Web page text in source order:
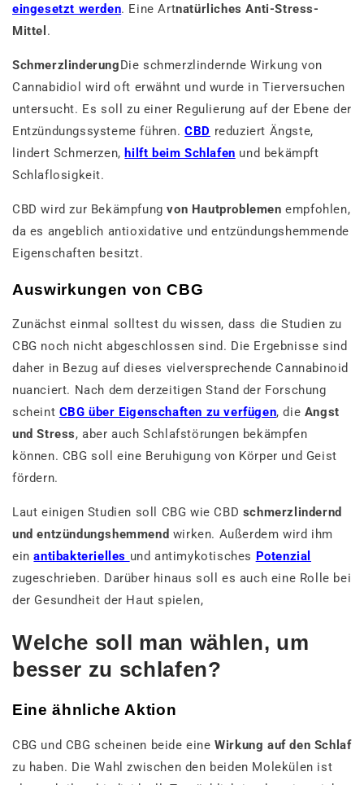
eingesetzt werden. Eine Artnatürliches Anti-Stress-
Mittel .
SchmerzlinderungDie schmerzlindernde Wirkung von
Cannabidiol wird oft erwähnt und wurde in Tierversuchen
untersucht. Es soll zu einer Regulierung auf der Ebene der
Entzündungssysteme führen.CBD reduziert Ängste,
lindert Schmerzen, hilft beim Schlafen und bekämpft
Schlaflosigkeit.
CBD wird zur Bekämpfungvon Hautproblemen empfohlen,
da es angeblich antioxidative und entzündungshemmende
Eigenschaften besitzt.
Auswirkungen von CBG
Zunächst einmal solltest du wissen, dass die Studien zu
CBG noch nicht abgeschlossen sind. Die Ergebnisse sind
daher in Bezug auf dieses vielversprechende Cannabinoid
nuanciert. Nach dem derzeitigen Stand der Forschung
scheint CBG über Eigenschaften zu verfügen, die Angst
und Stress, aber auch Schlafstörungen bekämpfen
können. CBG soll eine Beruhigung von Körper und Geist
fördern.
Laut einigen Studien soll CBG wie CBD schmerzlindernd
und entzündungshemmend wirken. Außerdem wird ihm
einantibakterielles und antimykotisches Potenzial
zugeschrieben. Darüber hinaus soll es auch eine Rolle bei
der Gesundheit der Haut spielen,
Welche soll man wählen, um
besser zu schlafen?
Eine ähnliche Aktion
CBG und CBG scheinen beide eine Wirkung auf den Schlaf
zu haben. Die Wahl zwischen den beiden Molekülen ist